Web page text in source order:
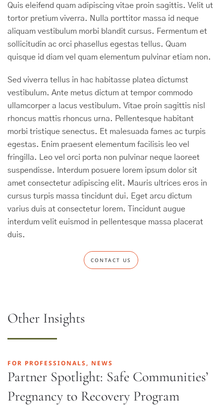
Quis eleifend quam adipiscing vitae proin sagittis. Velit ut
tortor pretium viverra. Nulla porttitor massa id neque
aliquam vestibulum morbi blandit cursus. Fermentum et
sollicitudin ac orci phasellus egestas tellus. Quam
quisque id diam vel quam elementum pulvinar etiam non.
Sed viverra tellus in hac habitasse platea dictumst
vestibulum. Ante metus dictum at tempor commodo
ullamcorper a lacus vestibulum. Vitae proin sagittis nisl
rhoncus mattis rhoncus urna. Pellentesque habitant
morbi tristique senectus. Et malesuada fames ac turpis
egestas. Enim praesent elementum facilisis leo vel
fringilla. Leo vel orci porta non pulvinar neque laoreet
suspendisse. Interdum posuere lorem ipsum dolor sit
amet consectetur adipiscing elit. Mauris ultrices eros in
cursus turpis massa tincidunt dui. Eget arcu dictum
varius duis at consectetur lorem. Tincidunt augue
interdum velit euismod in pellentesque massa placerat
duis.
CONTACT US
Other Insights
FOR PROFESSIONALS, NEWS
Partner Spotlight: Safe Communities’
Pregnancy to Recovery Program